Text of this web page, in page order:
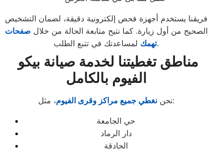
فريقنا يستخدم أجهزة فحص إلكترونية دقيقة، لضمان التشخيص
الصحيح من أول زيارة. كما نتيح متابعة الحالة من خلال صفحات
تهمكلمساعدتك في تتبع الطلب.
الفيوم بالكامل
نحننغطي جميع مراكز وقرى الفيوم ، مثل:
حي الجامعة
دار الرماد
الحادقة